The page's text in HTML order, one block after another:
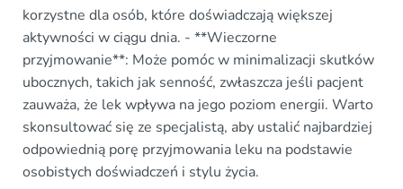
korzystne dla osób, które doświadczają większej
aktywności w ciągu dnia. - **Wieczorne
przyjmowanie**: Może pomóc w minimalizacji skutków
ubocznych, takich jak senność, zwłaszcza jeśli pacjent
zauważa, że ​​lek wpływa na jego poziom energii. Warto
skonsultować się ze specjalistą, aby ustalić najbardziej
odpowiednią porę przyjmowania leku na podstawie
osobistych doświadczeń i stylu życia.